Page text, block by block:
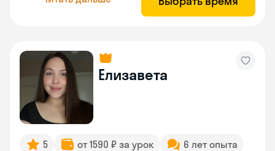
Елизавета
5 от 1590 ₽ за урок
6 лет опыта